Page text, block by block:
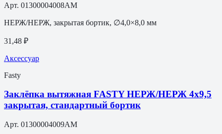
Арт. 01300004008AM
НЕРЖ/НЕРЖ, закрытая бортик, ∅4,0×8,0 мм
31,48 ₽
Аксессуар
Fasty
Заклёпка вытяжная FASTY НЕРЖ/НЕРЖ 4х9,5
закрытая, стандартный бортик
Арт. 01300004009AM